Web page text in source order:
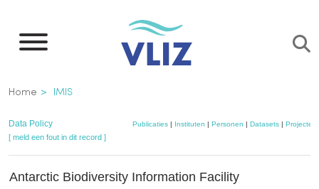
naar
inhoud
gaan
Kruimelpad
Home IMIS
Data Policy Publicaties | Instituten | Personen | Datasets | Projecten
[ meld een fout in dit record ]
Antarctic Biodiversity Information Facility